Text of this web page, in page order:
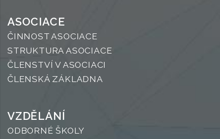
ASOCIACE
ČINNOST ASOCIACE
STRUKTURA ASOCIACE
ČLENSTVÍ V ASOCIACI
ČLENSKÁ ZÁKLADNA
VZDĚLÁNÍ
ODBORNÉ ŠKOLY